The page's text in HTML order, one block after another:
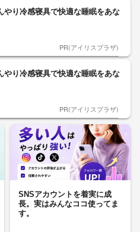
やり冷感寝具で快適な睡眠をあな
PR(アイリスプラザ)
やり冷感寝具で快適な睡眠をあな
PR(アイリスプラザ)
SNSアカウントを着実に成
長。実はみんなココ使ってま
す。